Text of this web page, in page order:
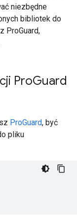
niezbędne
bibliotek do
ProGuard,
ProGuard
ProGuard, być
pliku